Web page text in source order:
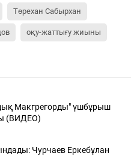
Төрехан Сабырхан
оқу-жаттығу жиыны
Макгрегорды" үшбұрыш
(ВИДЕО)
Чурчаев Еркебұлан